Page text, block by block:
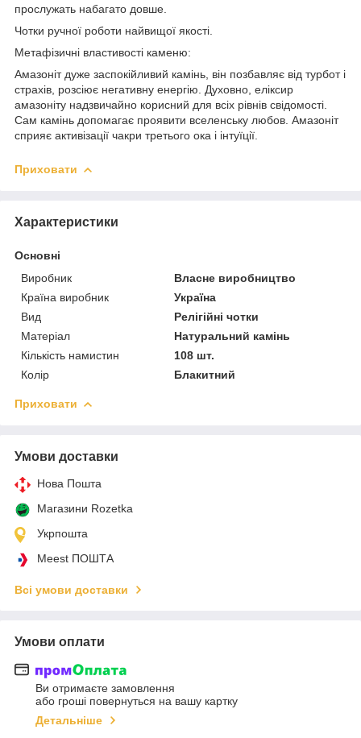
прослужать набагато довше.
Чотки ручної роботи найвищої якості.
Метафізичні властивості каменю:
Амазоніт дуже заспокійливий камінь, він позбавляє від турбот і
страхів, розсіює негативну енергію. Духовно, еліксир
амазоніту надзвичайно корисний для всіх рівнів свідомості.
Сам камінь допомагає проявити вселенську любов. Амазоніт
сприяє активізації чакри третього ока і інтуїції.
Приховати
Характеристики
Основні
Виробник
Власне виробництво
Країна виробник
Україна
Вид
Релігійні чотки
Матеріал
Натуральний камінь
Кількість намистин
108 шт.
Колір
Блакитний
Приховати
Умови доставки
Нова Пошта
Магазини Rozetka
Укрпошта
Meest ПОШТА
Всі умови доставки
Умови оплати
Ви отримаєте замовлення
або гроші повернуться на вашу картку
Детальніше